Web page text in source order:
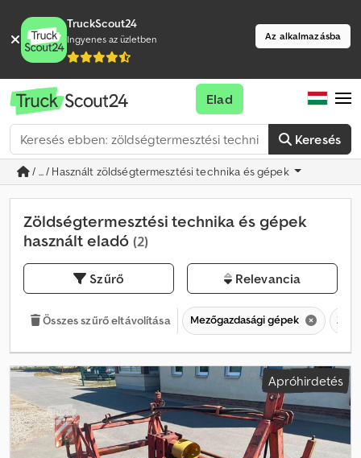
TruckScout24
Ingyenes az üzletben Az alkalmazásba
Keresés
Elad
/ ... / Használt zöldségtermesztési technika és gépek
Zöldségtermesztési technika és gépek
használt eladó (2)
Szűrő Relevancia
Összes szűrő eltávolítása Mezőgazdasági gépek
Apróhirdetés